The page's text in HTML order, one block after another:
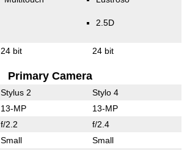
2.5D
24 bit 24 bit
Primary Camera
Stylus 2 Stylo 4
13-MP 13-MP
f/2.2 f/2.4
Small Small